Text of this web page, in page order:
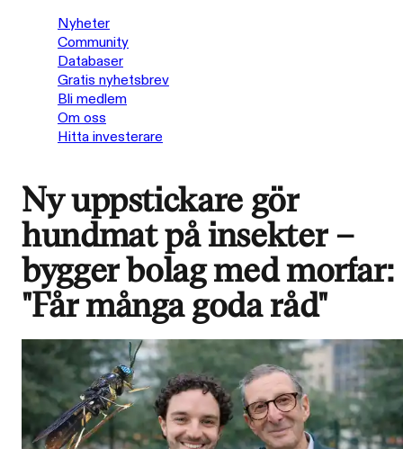
Nyheter
Community
Databaser
Gratis nyhetsbrev
Bli medlem
Om oss
Hitta investerare
Ny uppstickare gör
hundmat på insekter –
bygger bolag med morfar:
"Får många goda råd"